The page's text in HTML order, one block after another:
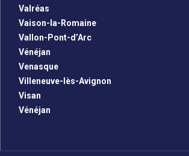
Valréas
Vaison-la-Romaine
Vallon-Pont-d’Arc
Vénéjan
Venasque
Villeneuve-lès-Avignon
Visan
Vénéjan